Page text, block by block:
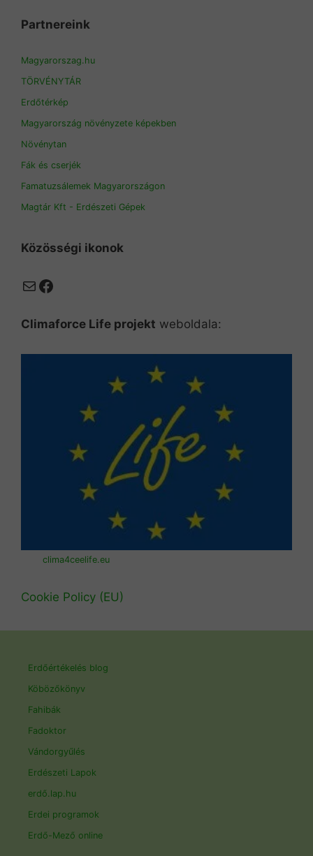
Partnereink
Magyarorszag.hu
TÖRVÉNYTÁR
Erdőtérkép
Magyarország növényzete képekben
Növénytan
Fák és cserjék
Famatuzsálemek Magyarországon
Magtár Kft - Erdészeti Gépek
Közösségi ikonok
MailFacebook
Climaforce Life projekt weboldala:
clima4ceelife.eu
Cookie Policy (EU)
Erdőértékelés blog
Köbözőkönyv
Fahibák
Fadoktor
Vándorgyűlés
Erdészeti Lapok
erdő.lap.hu
Erdei programok
Erdő-Mező online